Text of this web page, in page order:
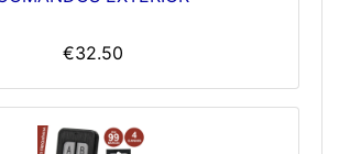
€32.50